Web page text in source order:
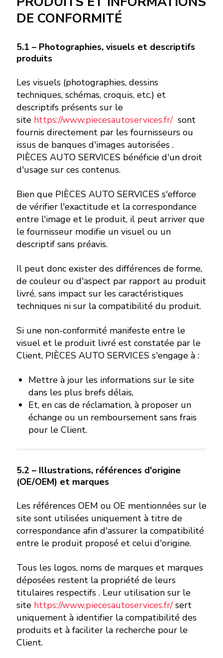
DE CONFORMITÉ
5.1 – Photographies, visuels et descriptifs
produits
Les visuels (photographies, dessins
techniques, schémas, croquis, etc.) et
descriptifs présents sur le
site https://www.piecesautoservices.fr/sont
fournis directement par les fournisseurs ou
issus de banques d'images autorisées .
PIÈCES AUTO SERVICES bénéficie d'un droit
d'usage sur ces contenus.
Bien que PIÈCES AUTO SERVICES s'efforce
de vérifier l'exactitude et la correspondance
entre l'image et le produit, il peut arriver que
le fournisseur modifie un visuel ou un
descriptif sans préavis.
Il peut donc exister des différences de forme,
de couleur ou d'aspect par rapport au produit
livré, sans impact sur les caractéristiques
techniques ni sur la compatibilité du produit.
Si une non-conformité manifeste entre le
visuel et le produit livré est constatée par le
Client, PIÈCES AUTO SERVICES s'engage à :
Mettre à jour les informations sur le site
dans les plus brefs délais,
Et, en cas de réclamation, à proposer un
échange ou un remboursement sans frais
pour le Client.
5.2 – Illustrations, références d'origine
(OE/OEM) et marques
Les références OEM ou OE mentionnées sur le
site sont utilisées uniquement à titre de
correspondance afin d'assurer la compatibilité
entre le produit proposé et celui d'origine.
Tous les logos, noms de marques et marques
déposées restent la propriété de leurs
titulaires respectifs . Leur utilisation sur le
site https://www.piecesautoservices.fr/sert
uniquement à identifier la compatibilité des
produits et à faciliter la recherche pour le
Client.